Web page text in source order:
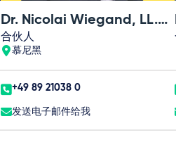
Dr. Nicolai Wiegand, LL.M. (NYU)
合伙人
慕尼黑
+49 89 21038 0
发送电子邮件给我